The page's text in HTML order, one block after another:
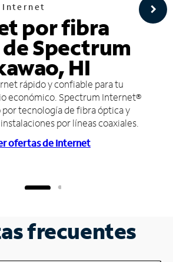
Internet
por fibra
Spectrum
HI
rápido y confiable para tu
económico. Spectrum Internet®
por tecnología de fibra óptica y
por líneas coaxiales.
ofertas de Internet
frecuentes